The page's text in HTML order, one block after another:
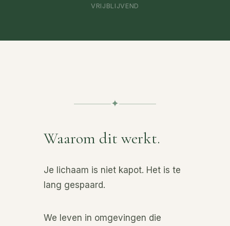
VRIJBLIJVEND
✦
Waarom dit werkt.
Je lichaam is niet kapot. Het is te
lang gespaard.
We leven in omgevingen die